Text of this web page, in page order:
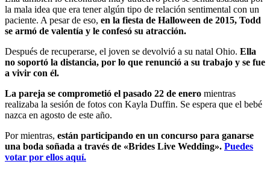
la mala idea que era tener algún tipo de relación sentimental con un
paciente. A pesar de eso, en la fiesta de Halloween de 2015, Todd
se armó de valentía y le confesó su atracción.
Después de recuperarse, el joven se devolvió a su natal Ohio. Ella
no soportó la distancia, por lo que renunció a su trabajo y se fue
a vivir con él.
La pareja se comprometió el pasado 22 de enero mientras
realizaba la sesión de fotos con Kayla Duffin. Se espera que el bebé
nazca en agosto de este año.
Por mientras, están participando en un concurso para ganarse
una boda soñada a través de «Brides Live Wedding». Puedes
votar por ellos aquí.